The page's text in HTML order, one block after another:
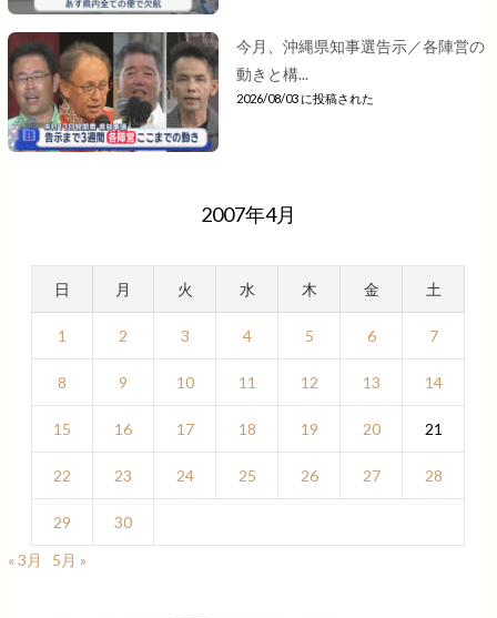
今月、沖縄県知事選告示／各陣営の
動きと構...
2026/08/03 に投稿された
2007年4月
日 月 火 水 木 金 土
1 2 3 4 5 6 7
8 9 10 11 12 13 14
15 16 17 18 19 20 21
22 23 24 25 26 27 28
29
30
« 3月
5月 »